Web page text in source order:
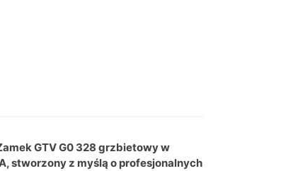
GTV G0 328 grzbietowy w
stworzony z myślą o profesjonalnych